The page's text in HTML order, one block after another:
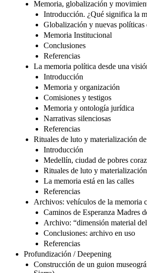
Memoria, globalización y
Introducción. ¿Qué significa la
Globalización y nuevas políticas
Memoria Institucional
Conclusiones
Referencias
La memoria política desde una
Introducción
Memoria y organización
Comisiones y testigos
Memoria y ontología jurídica
Narrativas silenciosas
Referencias
Rituales de luto y materialización
Introducción
Medellín, ciudad de pobres
Rituales de luto y
La memoria está en las calles
Referencias
Archivos: vehículos de la memoria
Caminos de Esperanza Madres
Archivo: “dimensión material
Conclusiones: archivo en uso
Referencias
Profundización / Deepening
Construcción de un guion